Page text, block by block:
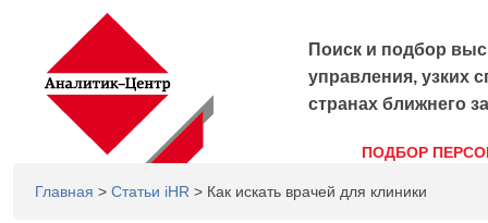
Поиск и подбор
управления, узких
странах ближнего
ПОДБОР
Главная > Статьи iHR > Как искать врачей для клиники